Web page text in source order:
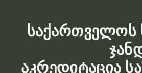
საქართველოს
აკრედიტაცია